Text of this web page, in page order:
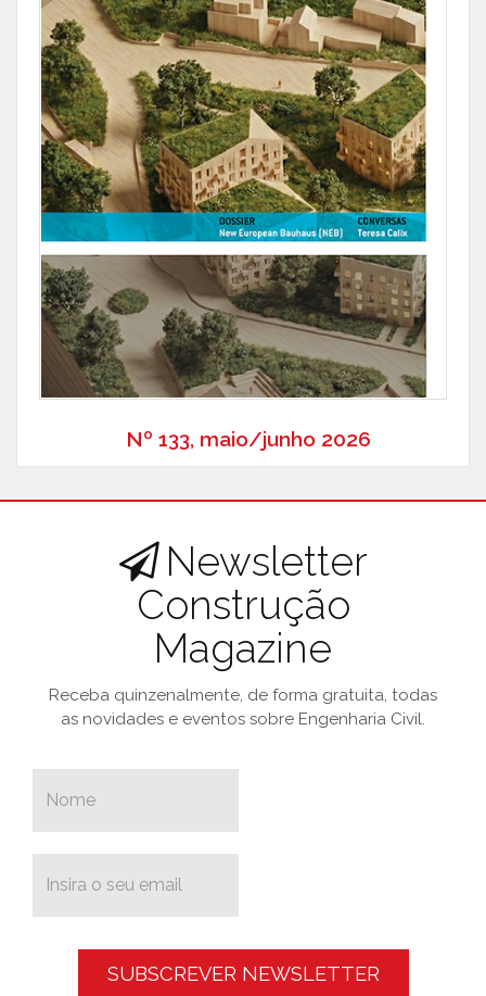
Nº 133, maio/junho 2026
Newsletter
Construção
Magazine
Receba quinzenalmente, de forma gratuita, todas
as novidades e eventos sobre Engenharia Civil.
SUBSCREVER NEWSLETTER